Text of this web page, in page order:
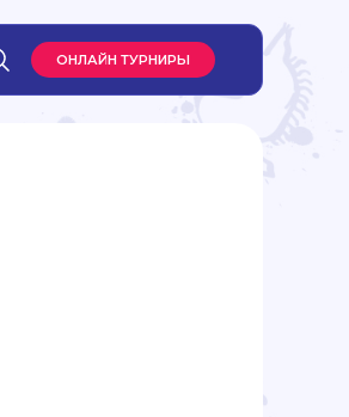
ОНЛАЙН ТУРНИРЫ